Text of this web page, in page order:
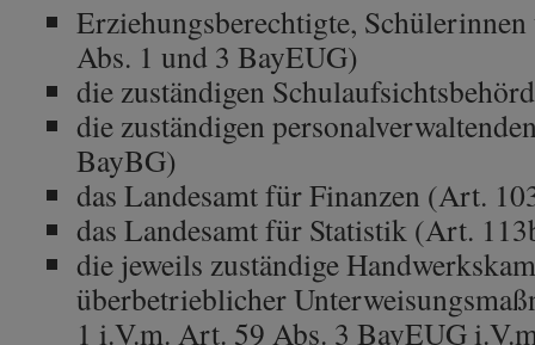
Erziehungsberechtigte,
Abs. 1 und 3 BayEUG)
die zuständigen
die zuständigen
BayBG)
das Landesamt für Finanzen (Art.
das Landesamt für Statistik (Art.
die jeweils zuständige
überbetrieblicher
1 i.V.m. Art. 59 Abs. 3 BayEUG